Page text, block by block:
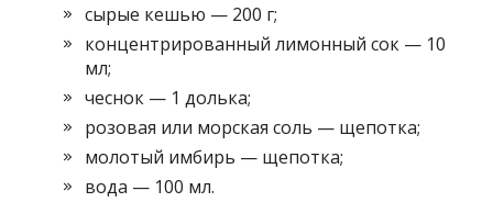
сырые кешью — 200 г;
концентрированный лимонный сок — 10
мл;
чеснок — 1 долька;
розовая или морская соль — щепотка;
молотый имбирь — щепотка;
вода — 100 мл.